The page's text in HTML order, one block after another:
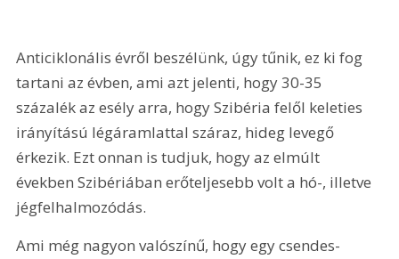
Anticiklonális évről beszélünk, úgy tűnik, ez ki fog
tartani az évben, ami azt jelenti, hogy 30-35
százalék az esély arra, hogy Szibéria felől keleties
irányítású légáramlattal száraz, hideg levegő
érkezik. Ezt onnan is tudjuk, hogy az elmúlt
években Szibériában erőteljesebb volt a hó-, illetve
jégfelhalmozódás.
Ami még nagyon valószínű, hogy egy csendes-